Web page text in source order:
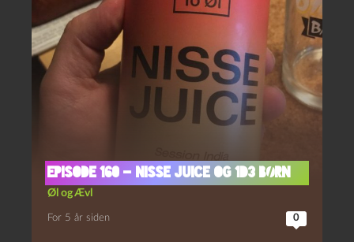
Episode 160 – Nisse Juice og 1d3 børn
Øl og Ævl
For 5 år siden 0